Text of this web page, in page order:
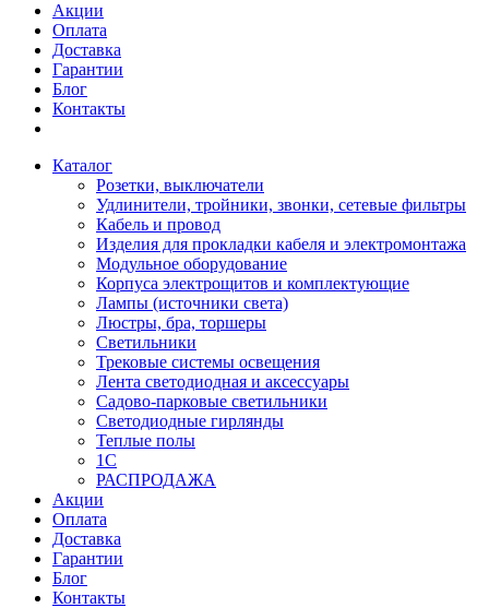
Акции
Оплата
Доставка
Гарантии
Блог
Контакты
Каталог
Розетки, выключатели
Удлинители, тройники, звонки, сетевые фильтры
Кабель и провод
Изделия для прокладки кабеля и электромонтажа
Модульное оборудование
Корпуса электрощитов и комплектующие
Лампы (источники света)
Люстры, бра, торшеры
Светильники
Трековые системы освещения
Лента светодиодная и аксессуары
Садово-парковые светильники
Светодиодные гирлянды
Теплые полы
1С
РАСПРОДАЖА
Акции
Оплата
Доставка
Гарантии
Блог
Контакты